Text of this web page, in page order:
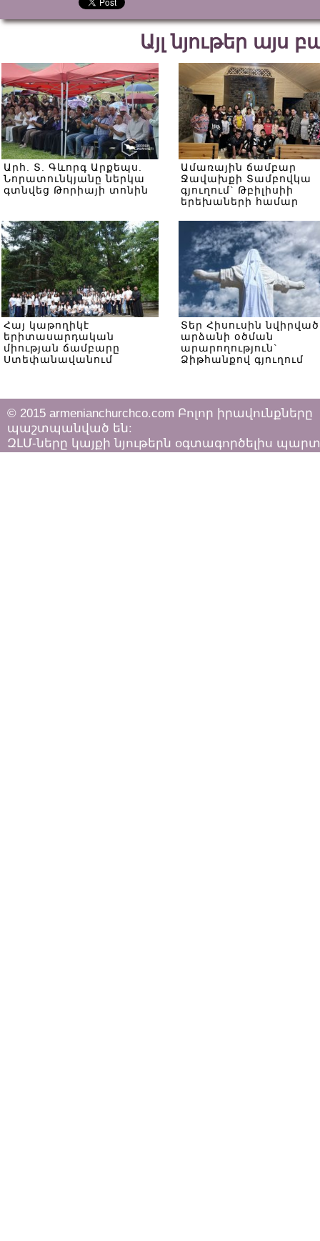
Այլ նյութեր այս
Արհ. Տ. Գևորգ Արքեպս.
Նորատունկյանը ներկա
գտնվեց Թորիայի տոնին
Ամառային ճամբար
Ջավախքի Տամբովկա
գյուղում` Թբիլիսիի
երեխաների համար
Հայ կաթողիկէ
երիտասարդական
միության ճամբարը
Ստեփանավանում
Տեր Հիսուսին նվիրված
արձանի օծման
արարողություն`
Ձիթհանքով գյուղում
© 2015 armenianchurchco.com Բոլոր իրավունքները
պաշտպանված են:
ԶԼՄ-ները կայքի նյութերն օգտագործելիս